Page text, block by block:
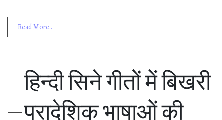
Read More..
हिन्‍दी सिने गीतों में बिखरी
प्रादेशिक भाषाओं की